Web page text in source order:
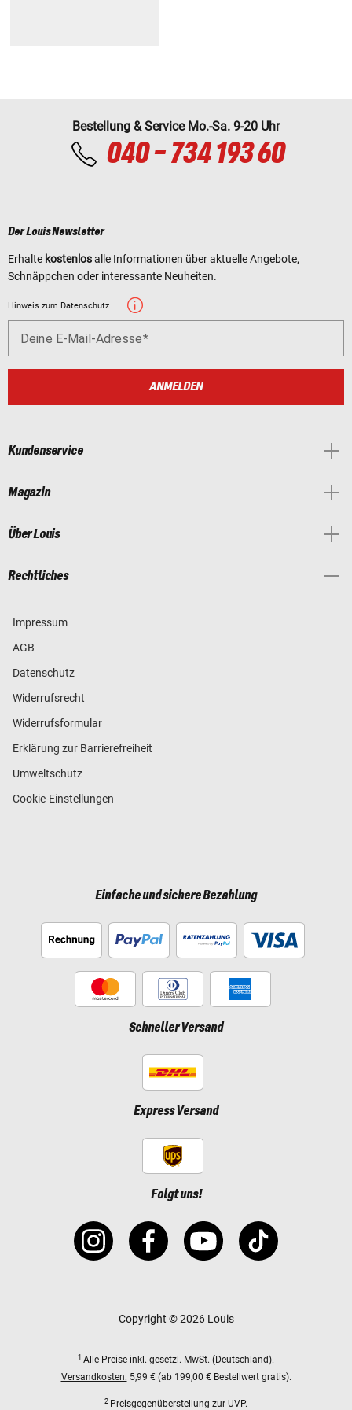
Bestellung & Service Mo.-Sa. 9-20 Uhr
040 - 734 193 60
Der Louis Newsletter
Erhalte kostenlosalle Informationen über aktuelle Angebote,
Schnäppchen oder interessante Neuheiten.
Hinweis zum Datenschutz
Deine E-Mail-Adresse
ANMELDEN
Kundenservice
Magazin
Über Louis
Rechtliches
Impressum
AGB
Datenschutz
Widerrufsrecht
Widerrufsformular
Erklärung zur Barrierefreiheit
Umweltschutz
Cookie-Einstellungen
Einfache und sichere Bezahlung
Schneller Versand
Express Versand
Folgt uns!
Copyright © 2026 Louis
1 Alle Preise inkl. gesetzl. MwSt. (Deutschland).
Versandkosten: 5,99 € (ab 199,00 € Bestellwert gratis).
2 Preisgegenüberstellung zur UVP.